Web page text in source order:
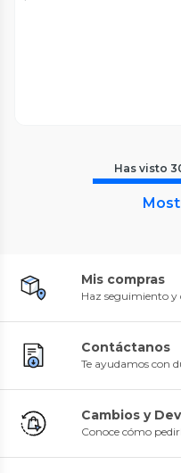
Has visto
Mis compras
Haz seguimiento y
Contáctanos
Te ayudamos con
Cambios y
Conoce cómo